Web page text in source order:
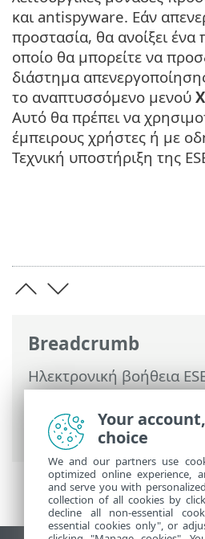
Breadcrumb
Ηλεκτρονική βοήθεια
Antivirus>Εργασία με
Antivirus
>Ρυθμίσεις>
συσκευής
και antispyware. Εάν
προστασία, θα ανοίξει
οποίο θα μπορείτε να
διάστημα
το αναπτυσσόμενο μενού
Αυτό θα πρέπει να
έμπειρους χρήστες ή με
Τεχνική υποστήριξη της
Your
choice
We and our partners use
optimized online experience,
and serve you with
collection of all cookies by
decline all non-essential
essential cookies only", or